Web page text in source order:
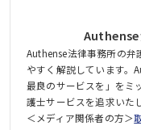
Authense
Authense法律事務所の弁
やすく解説しています。
最良のサービスを」をミ
護士サービスを追求いた
＜メディア関係者の方＞